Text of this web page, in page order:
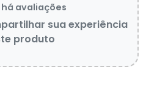
avaliações
sua experiência
produto